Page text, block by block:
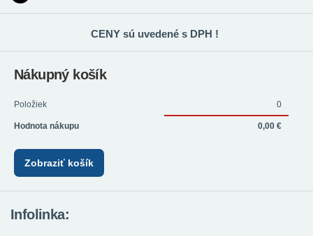
CENY sú uvedené s DPH !
Nákupný košík
Položiek 0
Hodnota nákupu 0,00 €
Zobraziť košík
Infolinka: